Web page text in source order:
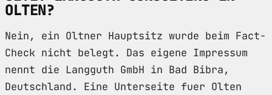
OLTEN?
Nein, ein Oltner Hauptsitz wurde beim Fact-
Check nicht belegt. Das eigene Impressum
nennt die Langguth GmbH in Bad Bibra,
Deutschland. Eine Unterseite fuer Olten